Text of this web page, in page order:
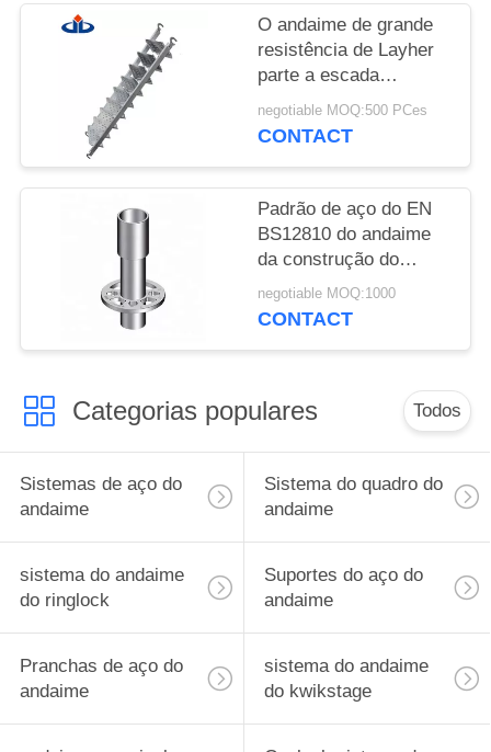
O andaime de grande
resistência de Layher
parte a escada
telescópica do andaime
de Silverstep
negotiable MOQ:500 PCes
CONTACT
Padrão de aço do EN
BS12810 do andaime
da construção do
andaime do
fechamento do anel
negotiable MOQ:1000
CONTACT
Categorias populares Todos
Sistemas de aço do
andaime
Sistema do quadro do
andaime
sistema do andaime
do ringlock
Suportes do aço do
andaime
Pranchas de aço do
andaime
sistema do andaime
do kwikstage